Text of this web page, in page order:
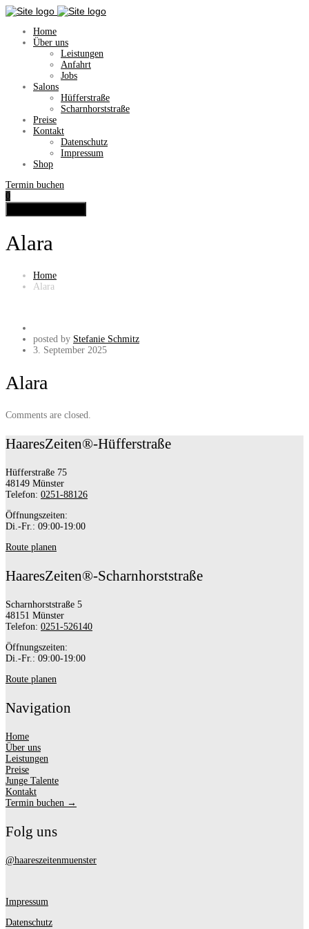
Home
Über uns
Leistungen
Anfahrt
Jobs
Salons
Hüfferstraße
Scharnhorststraße
Preise
Kontakt
Datenschutz
Impressum
Shop
Termin buchen
0
Alara
Home
Alara
posted by Stefanie Schmitz
3. September 2025
Alara
Comments are closed.
HaaresZeiten®-Hüfferstraße
Hüfferstraße 75
48149 Münster
Telefon: 0251-88126
Öffnungszeiten:
Di.-Fr.: 09:00-19:00
Route planen
HaaresZeiten®-Scharnhorststraße
Scharnhorststraße 5
48151 Münster
Telefon: 0251-526140
Öffnungszeiten:
Di.-Fr.: 09:00-19:00
Route planen
Navigation
Home
Über uns
Leistungen
Preise
Junge Talente
Kontakt
Termin buchen →
Folg uns
@haareszeitenmuenster
Impressum
Datenschutz